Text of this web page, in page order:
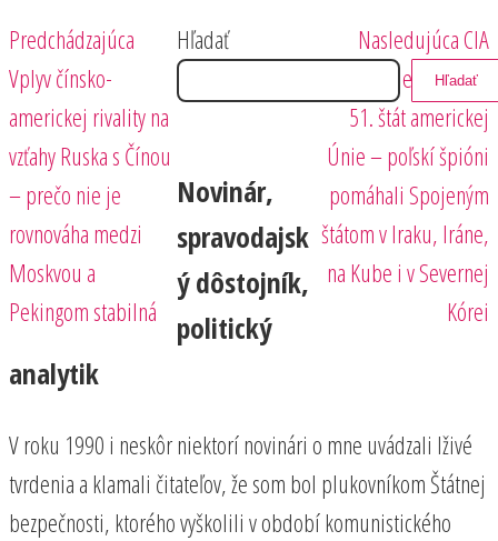
Navigácia
v
článku
Predchádzajúci
príspevok
Predchádzajúca
Vplyv čínsko-
americkej rivality na
vzťahy Ruska s Čínou
– prečo nie je
rovnováha medzi
Moskvou a
Pekingom stabilná
Nasledujúci
príspevok
NasledujúcaCIA
považuje Poľsko za
51. štát americkej
Únie – poľskí špióni
pomáhali Spojeným
štátom v Iraku, Iráne,
na Kube i v Severnej
Kórei
Hľadať
Hľadať
Novinár,
spravodajsk
ý dôstojník,
politický
analytik
V roku 1990 i neskôr niektorí novinári o mne uvádzali lživé
tvrdenia a klamali čitateľov, že som bol plukovníkom Štátnej
bezpečnosti, ktorého vyškolili v období komunistického